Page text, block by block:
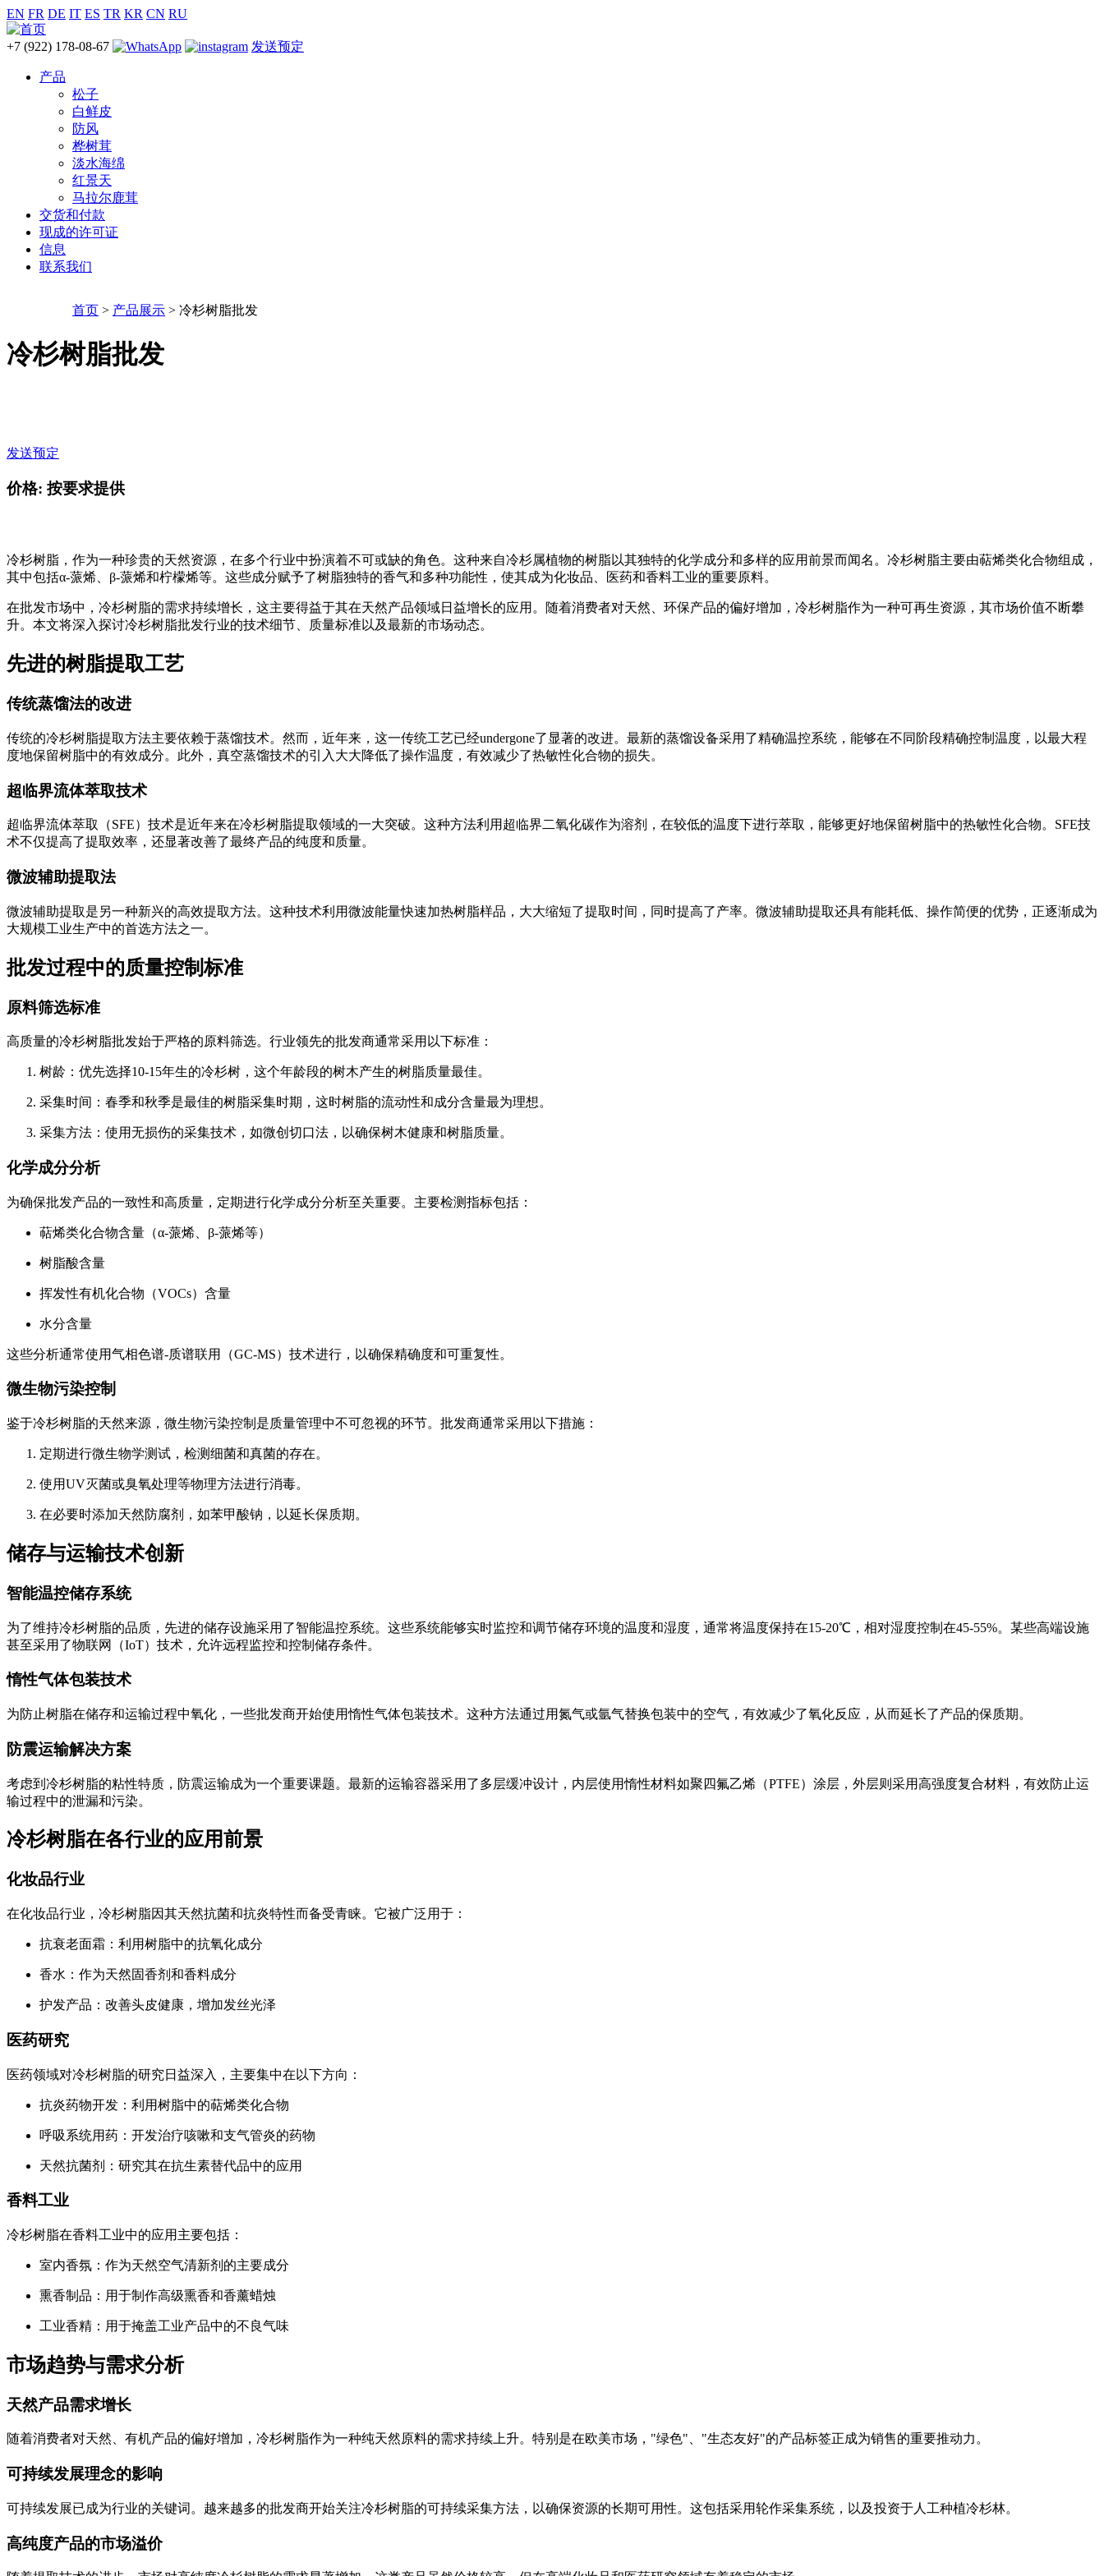
EN FR DE IT ES TR KR CN RU
+7 (922) 178-08-67 发送预定
产品
松子
白鲜皮
防风
桦树茸
淡水海绵
红景天
马拉尔鹿茸
交货和付款
现成的许可证
信息
联系我们
首页 > 产品展示 > 冷杉树脂批发
冷杉树脂批发
发送预定
价格: 按要求提供
冷杉树脂，作为一种珍贵的天然资源，在多个行业中扮演着不可或缺的角色。这种来自冷杉属植物的树脂以其独特的化学成分和多样的应用前景而闻名。冷杉树脂主要由萜烯类化合物组成，
其中包括α-蒎烯、β-蒎烯和柠檬烯等。这些成分赋予了树脂独特的香气和多种功能性，使其成为化妆品、医药和香料工业的重要原料。
在批发市场中，冷杉树脂的需求持续增长，这主要得益于其在天然产品领域日益增长的应用。随着消费者对天然、环保产品的偏好增加，冷杉树脂作为一种可再生资源，其市场价值不断攀
升。本文将深入探讨冷杉树脂批发行业的技术细节、质量标准以及最新的市场动态。
先进的树脂提取工艺
传统蒸馏法的改进
传统的冷杉树脂提取方法主要依赖于蒸馏技术。然而，近年来，这一传统工艺已经undergone了显著的改进。最新的蒸馏设备采用了精确温控系统，能够在不同阶段精确控制温度，以最大程
度地保留树脂中的有效成分。此外，真空蒸馏技术的引入大大降低了操作温度，有效减少了热敏性化合物的损失。
超临界流体萃取技术
超临界流体萃取（SFE）技术是近年来在冷杉树脂提取领域的一大突破。这种方法利用超临界二氧化碳作为溶剂，在较低的温度下进行萃取，能够更好地保留树脂中的热敏性化合物。SFE技
术不仅提高了提取效率，还显著改善了最终产品的纯度和质量。
微波辅助提取法
微波辅助提取是另一种新兴的高效提取方法。这种技术利用微波能量快速加热树脂样品，大大缩短了提取时间，同时提高了产率。微波辅助提取还具有能耗低、操作简便的优势，正逐渐成为
大规模工业生产中的首选方法之一。
批发过程中的质量控制标准
原料筛选标准
高质量的冷杉树脂批发始于严格的原料筛选。行业领先的批发商通常采用以下标准：
树龄：优先选择10-15年生的冷杉树，这个年龄段的树木产生的树脂质量最佳。
采集时间：春季和秋季是最佳的树脂采集时期，这时树脂的流动性和成分含量最为理想。
采集方法：使用无损伤的采集技术，如微创切口法，以确保树木健康和树脂质量。
化学成分分析
为确保批发产品的一致性和高质量，定期进行化学成分分析至关重要。主要检测指标包括：
萜烯类化合物含量（α-蒎烯、β-蒎烯等）
树脂酸含量
挥发性有机化合物（VOCs）含量
水分含量
这些分析通常使用气相色谱-质谱联用（GC-MS）技术进行，以确保精确度和可重复性。
微生物污染控制
鉴于冷杉树脂的天然来源，微生物污染控制是质量管理中不可忽视的环节。批发商通常采用以下措施：
定期进行微生物学测试，检测细菌和真菌的存在。
使用UV灭菌或臭氧处理等物理方法进行消毒。
在必要时添加天然防腐剂，如苯甲酸钠，以延长保质期。
储存与运输技术创新
智能温控储存系统
为了维持冷杉树脂的品质，先进的储存设施采用了智能温控系统。这些系统能够实时监控和调节储存环境的温度和湿度，通常将温度保持在15-20℃，相对湿度控制在45-55%。某些高端设施
甚至采用了物联网（IoT）技术，允许远程监控和控制储存条件。
惰性气体包装技术
为防止树脂在储存和运输过程中氧化，一些批发商开始使用惰性气体包装技术。这种方法通过用氮气或氩气替换包装中的空气，有效减少了氧化反应，从而延长了产品的保质期。
防震运输解决方案
考虑到冷杉树脂的粘性特质，防震运输成为一个重要课题。最新的运输容器采用了多层缓冲设计，内层使用惰性材料如聚四氟乙烯（PTFE）涂层，外层则采用高强度复合材料，有效防止运
输过程中的泄漏和污染。
冷杉树脂在各行业的应用前景
化妆品行业
在化妆品行业，冷杉树脂因其天然抗菌和抗炎特性而备受青睐。它被广泛用于：
抗衰老面霜：利用树脂中的抗氧化成分
香水：作为天然固香剂和香料成分
护发产品：改善头皮健康，增加发丝光泽
医药研究
医药领域对冷杉树脂的研究日益深入，主要集中在以下方向：
抗炎药物开发：利用树脂中的萜烯类化合物
呼吸系统用药：开发治疗咳嗽和支气管炎的药物
天然抗菌剂：研究其在抗生素替代品中的应用
香料工业
冷杉树脂在香料工业中的应用主要包括：
室内香氛：作为天然空气清新剂的主要成分
熏香制品：用于制作高级熏香和香薰蜡烛
工业香精：用于掩盖工业产品中的不良气味
市场趋势与需求分析
天然产品需求增长
随着消费者对天然、有机产品的偏好增加，冷杉树脂作为一种纯天然原料的需求持续上升。特别是在欧美市场，"绿色"、"生态友好"的产品标签正成为销售的重要推动力。
可持续发展理念的影响
可持续发展已成为行业的关键词。越来越多的批发商开始关注冷杉树脂的可持续采集方法，以确保资源的长期可用性。这包括采用轮作采集系统，以及投资于人工种植冷杉林。
高纯度产品的市场溢价